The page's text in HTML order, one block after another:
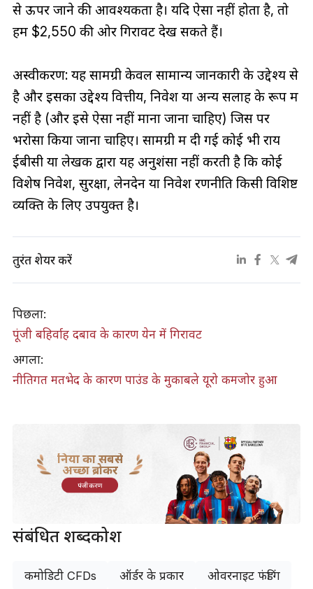
से ऊपर जाने की आवश्यकता है। यदि ऐसा नहीं होता है, तो
हम $2,550 की ओर गिरावट देख सकते हैं।
अस्वीकरण: यह सामग्री केवल सामान्य जानकारी के उद्देश्य से
है और इसका उद्देश्य वित्तीय, निवेश या अन्य सलाह के रूप में
नहीं है (और इसे ऐसा नहीं माना जाना चाहिए) जिस पर
भरोसा किया जाना चाहिए। सामग्री में दी गई कोई भी राय
ईबीसी या लेखक द्वारा यह अनुशंसा नहीं करती है कि कोई
विशेष निवेश, सुरक्षा, लेनदेन या निवेश रणनीति किसी विशिष्ट
व्यक्ति के लिए उपयुक्त है।
तुरंत शेयर करें
पिछला:
पूंजी बहिर्वाह दबाव के कारण येन में गिरावट
अगला:
नीतिगत मतभेद के कारण पाउंड के मुकाबले यूरो कमजोर हुआ
दुनिया का सबसे
अच्छा ब्रोकर
पंजीकरण
संबंधित शब्दकोश
कमोडिटी CFDs ऑर्डर के प्रकार ओवरनाइट फंडिंग